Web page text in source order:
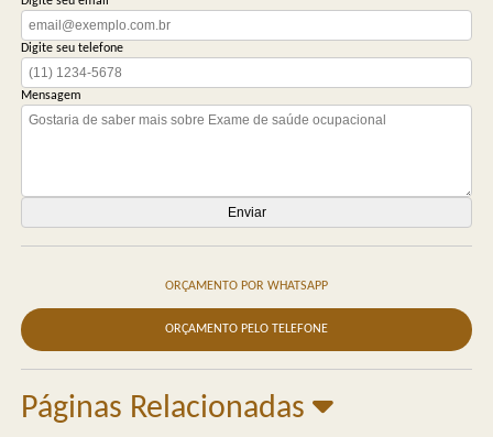
Digite seu telefone
Mensagem
ORÇAMENTO POR WHATSAPP
ORÇAMENTO PELO TELEFONE
Páginas Relacionadas